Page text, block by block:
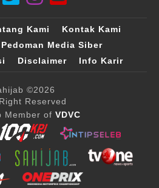
Kami
Kontak Kami
Pedoman Media Siber
Disclaimer Info Karir
©2026
Reserved
Member of VDVC